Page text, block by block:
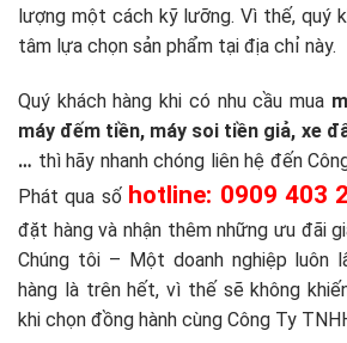
lượng một cách kỹ lưỡng. Vì thế, quý
tâm lựa chọn sản phẩm tại địa chỉ này.
Quý khách hàng khi có nhu cầu mua
máy đếm tiền, máy soi tiền giả, xe
… thì hãy nhanh chóng liên hệ đến
Phát qua số hotline: 0909 403
đặt hàng và nhận thêm những ưu đãi
Chúng tôi – Một doanh nghiệp luôn
hàng là trên hết, vì thế sẽ không
khi chọn đồng hành cùng Công Ty